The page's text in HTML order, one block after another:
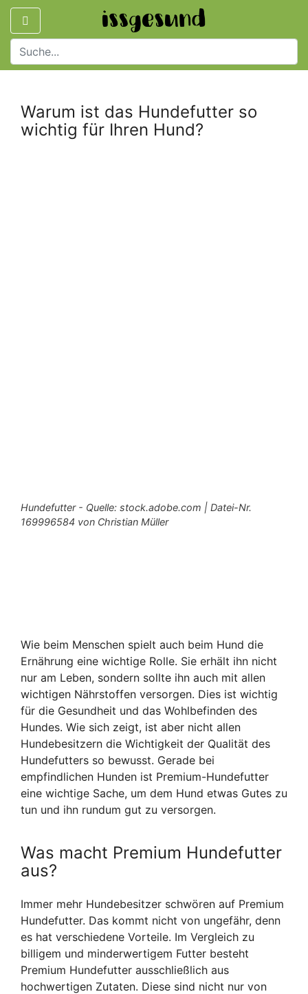
Warum ist das Hundefutter so
wichtig für Ihren Hund?
Hundefutter - Quelle: stock.adobe.com | Datei-Nr.
169996584 von Christian Müller
Wie beim Menschen spielt auch beim Hund die
Ernährung eine wichtige Rolle. Sie erhält ihn nicht
nur am Leben, sondern sollte ihn auch mit allen
wichtigen Nährstoffen versorgen. Dies ist wichtig
für die Gesundheit und das Wohlbefinden des
Hundes. Wie sich zeigt, ist aber nicht allen
Hundebesitzern die Wichtigkeit der Qualität des
Hundefutters so bewusst. Gerade bei
empfindlichen Hunden ist Premium-Hundefutter
eine wichtige Sache, um dem Hund etwas Gutes zu
tun und ihn rundum gut zu versorgen.
Was macht Premium Hundefutter
aus?
Immer mehr Hundebesitzer schwören auf Premium
Hundefutter. Das kommt nicht von ungefähr, denn
es hat verschiedene Vorteile. Im Vergleich zu
billigem und minderwertigem Futter besteht
Premium Hundefutter ausschließlich aus
hochwertigen Zutaten. Diese sind nicht nur von